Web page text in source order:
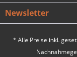
Newsletter
* Alle Preise inkl.